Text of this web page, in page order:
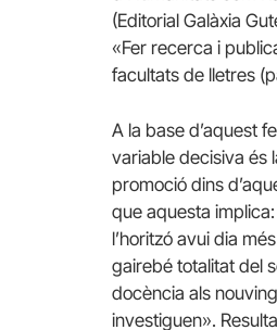
(Editorial Galàxia
«Fer recerca i
facultats de lletres
A la base d’aquest
variable decisiva és
promoció dins
que aquesta
l’horitzó avui dia
gairebé totalitat del
docència als
investiguen».